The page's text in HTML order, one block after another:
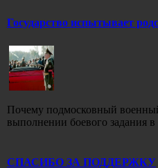
Государство испытывает
Почему подмосковный
выполнении боевого задания
СПАСИБО ЗА ПОДДЕРЖКУ